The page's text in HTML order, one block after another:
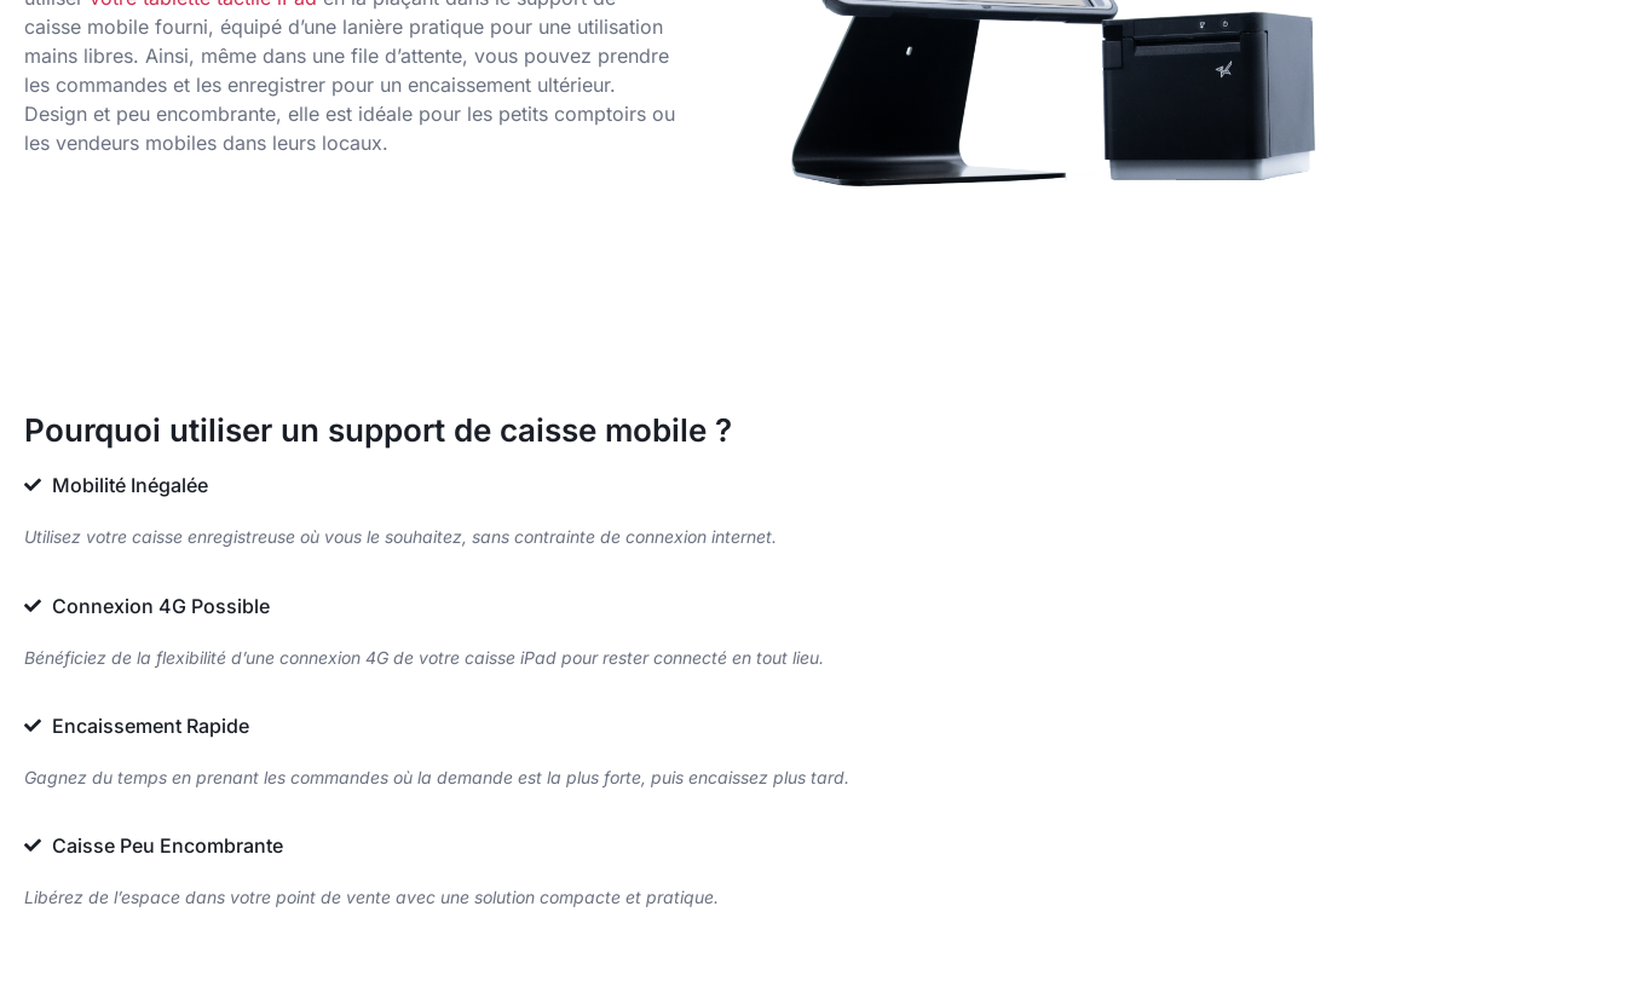
caisse mobile fourni, équipé d’une lanière pratique pour une utilisation
mains libres. Ainsi, même dans une file d’attente, vous pouvez prendre
les commandes et les enregistrer pour un encaissement ultérieur.
Design et peu encombrante, elle est idéale pour les petits comptoirs ou
les vendeurs mobiles dans leurs locaux.
Pourquoi utiliser un support de caisse mobile ?
Mobilité Inégalée
Utilisez votre caisse enregistreuse où vous le souhaitez, sans contrainte de connexion internet.
Connexion 4G Possible
Bénéficiez de la flexibilité d’une connexion 4G de votre caisse iPad pour rester connecté en tout lieu.
Encaissement Rapide
Gagnez du temps en prenant les commandes où la demande est la plus forte, puis encaissez plus tard.
Caisse Peu Encombrante
Libérez de l’espace dans votre point de vente avec une solution compacte et pratique.